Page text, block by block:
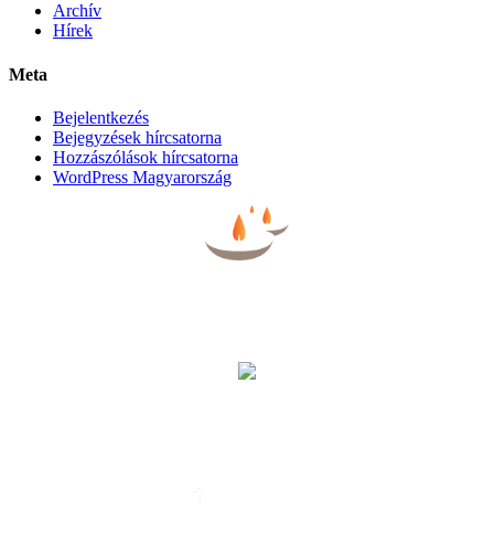
Archív
Hírek
Meta
Bejelentkezés
Bejegyzések hírcsatorna
Hozzászólások hírcsatorna
WordPress Magyarország